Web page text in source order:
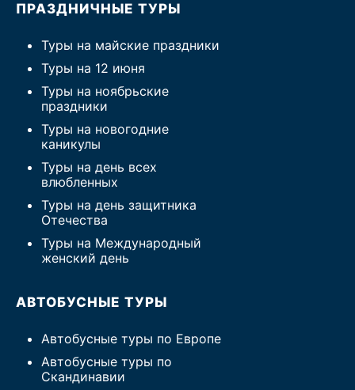
ПРАЗДНИЧНЫЕ ТУРЫ
Туры на майские праздники
Туры на 12 июня
Туры на ноябрьские
праздники
Туры на новогодние
каникулы
Туры на день всех
влюбленных
Туры на день защитника
Отечества
Туры на Международный
женский день
АВТОБУСНЫЕ ТУРЫ
Автобусные туры по Европе
Автобусные туры по
Скандинавии